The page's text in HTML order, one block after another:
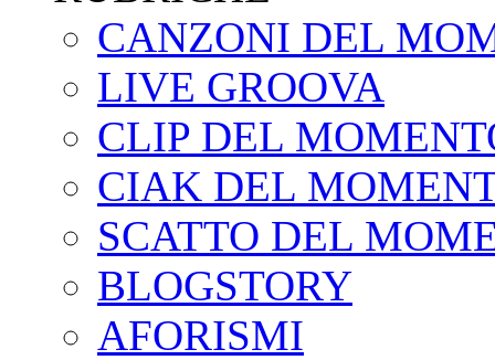
CANZONI DEL
LIVE GROOVA
CLIP DEL
CIAK DEL
SCATTO DEL
BLOGSTORY
AFORISMI